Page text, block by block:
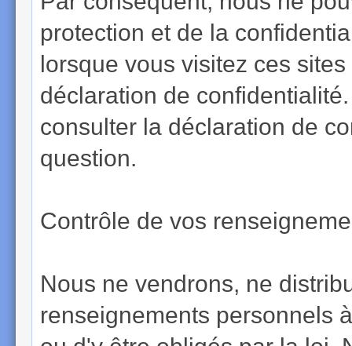
protection et de la
lorsque vous visitez ces
déclaration de
consulter la déclaration de
question.
Contrôle de vos
Nous ne vendrons, ne
renseignements personnels